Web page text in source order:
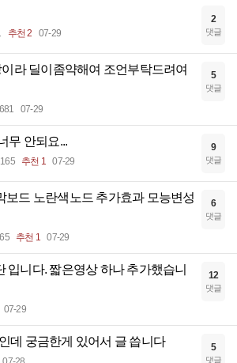
추천 2 07-29
2
댓글
라 딜이좀약해여 조언부탁드려여
07-29
5
댓글
무 안되요...
추천 1 07-29
9
댓글
보드 노란색노드 추가효과 모능변성
추천 1 07-29
6
댓글
입니다. 짧은영상 하나 추가했습니
07-29
12
댓글
데 궁금한게 있어서 글 씁니다 5
댓글